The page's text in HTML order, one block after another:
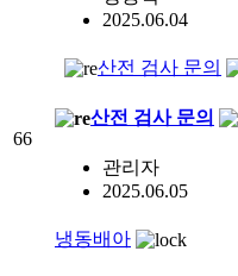
2025.06.04
66
산전 검사 문의
산전 검사 문의
관리자
2025.06.05
냉동배아